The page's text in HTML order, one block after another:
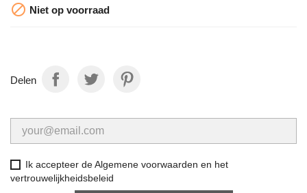
 Niet op voorraad
Delen
Ik accepteer de Algemene voorwaarden en het
vertrouwelijkheidsbeleid